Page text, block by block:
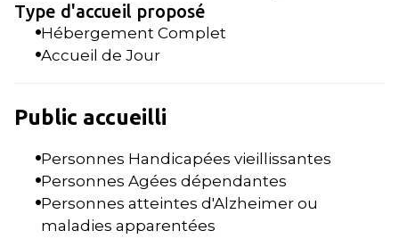
Type d'accueil proposé
Hébergement Complet
Accueil de Jour
Public accueilli
Personnes Handicapées vieillissantes
Personnes Agées dépendantes
Personnes atteintes d'Alzheimer ou
maladies apparentées